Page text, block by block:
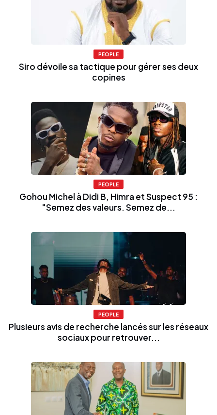
PEOPLE
Siro dévoile sa tactique pour gérer ses deux
copines
PEOPLE
Gohou Michel à Didi B, Himra et Suspect 95 :
"Semez des valeurs. Semez de...
PEOPLE
Plusieurs avis de recherche lancés sur les réseaux
sociaux pour retrouver...